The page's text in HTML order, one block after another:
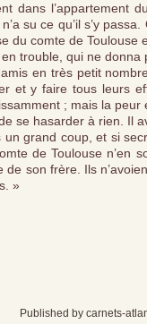
dans l’appartement
su ce qu’il s’y passa.
du comte de Toulouse
trouble, qui ne donna
en très petit
et y faire tous leurs
; mais la peur
se hasarder à rien. Il
un grand coup, et si
de Toulouse n’en
son frère. Ils
»
Published by carnets-